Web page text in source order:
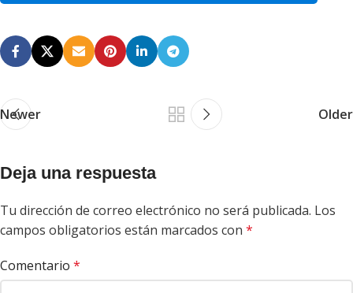
Newer Older
Deja una respuesta
Tu dirección de correo electrónico no será publicada. Los
campos obligatorios están marcados con *
Comentario *